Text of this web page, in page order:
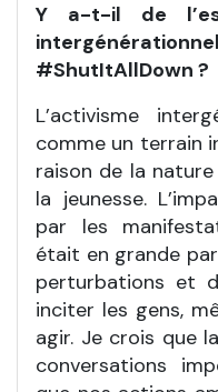
Y a-t-il de
#ShutItAllDown ?
L’activisme
comme un terrain
raison de la
la jeunesse.
par les
était en grande
perturbations et
inciter les gens,
agir. Je crois que
conversations